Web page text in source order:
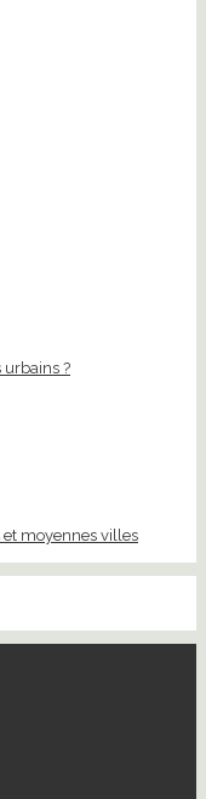
?
et moyennes villes